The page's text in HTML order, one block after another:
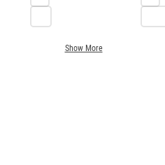
Show More